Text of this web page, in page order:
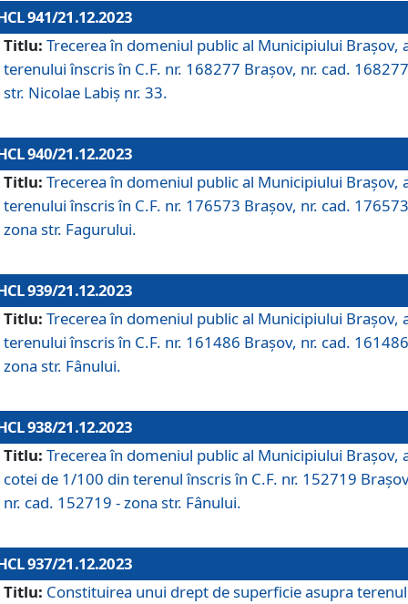
941/21.12.2023
Titlu: Trecerea în domeniul public al Municipiului Braşov,
terenului înscris în C.F. nr. 168277 Brașov, nr. cad.
str. Nicolae Labiș nr. 33.
940/21.12.2023
Titlu: Trecerea în domeniul public al Municipiului Braşov,
terenului înscris în C.F. nr. 176573 Brașov, nr. cad.
zona str. Fagurului.
939/21.12.2023
Titlu: Trecerea în domeniul public al Municipiului Braşov,
terenului înscris în C.F. nr. 161486 Brașov, nr. cad.
zona str. Fânului.
938/21.12.2023
Titlu: Trecerea în domeniul public al Municipiului Braşov,
cotei de 1/100 din terenul înscris în C.F. nr. 152719
nr. cad. 152719 - zona str. Fânului.
937/21.12.2023
Titlu: Constituirea unui drept de superficie asupra